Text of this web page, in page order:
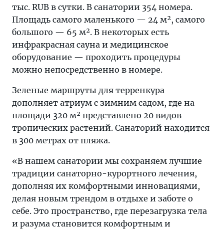
тыс. RUB в сутки. В санатории 354 номера.
Площадь самого маленького — 24 м², самого
большого — 65 м². В некоторых есть
инфракрасная сауна и медицинское
оборудование — проходить процедуры
можно непосредственно в номере.
Зеленые маршруты для терренкура
дополняет атриум с зимним садом, где на
площади 320 м² представлено 20 видов
тропических растений. Санаторий находится
в 300 метрах от пляжа.
«В нашем санатории мы сохраняем лучшие
традиции санаторно-курортного лечения,
дополняя их комфортными инновациями,
делая новым трендом в отдыхе и заботе о
себе. Это пространство, где перезагрузка тела
и разума становится комфортным и